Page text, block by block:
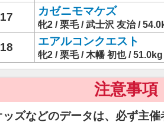
17 カゼニモマケズ
牝2 / 栗毛 / 武士沢 友治 /
18 エアルコンクエスト
牝2 / 栗毛 / 木幡 初也 / 51.0kg
注意事項
ズなどのデータは、必ず主